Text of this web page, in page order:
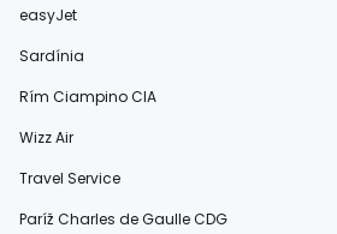
easyJet
Sardínia
Rím Ciampino CIA
Wizz Air
Travel Service
Paríž Charles de Gaulle CDG